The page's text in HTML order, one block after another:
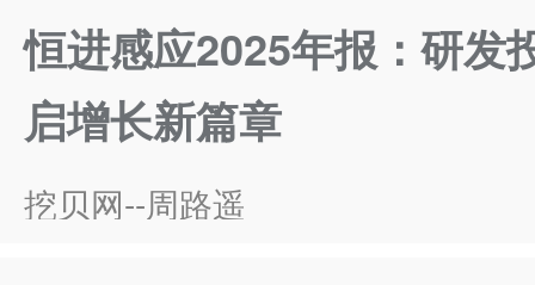
恒进感应2025年报：研发
启增长新篇章
挖贝网--周路遥